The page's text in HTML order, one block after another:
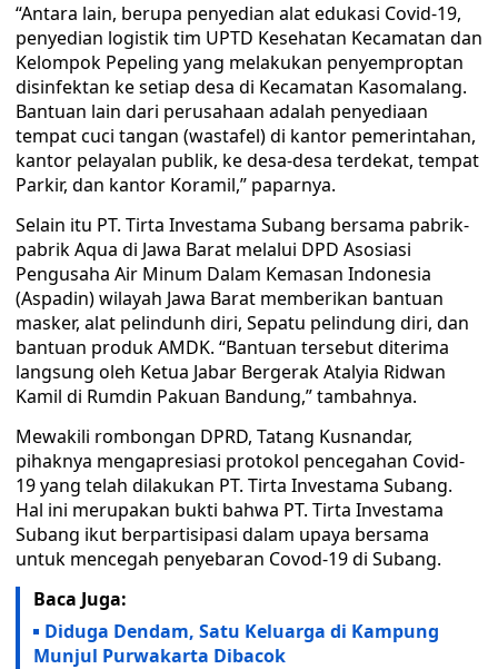
“Antara lain, berupa penyedian alat edukasi Covid-19,
penyedian logistik tim UPTD Kesehatan Kecamatan dan
Kelompok Pepeling yang melakukan penyemproptan
disinfektan ke setiap desa di Kecamatan Kasomalang.
Bantuan lain dari perusahaan adalah penyediaan
tempat cuci tangan (wastafel) di kantor pemerintahan,
kantor pelayalan publik, ke desa-desa terdekat, tempat
Parkir, dan kantor Koramil,” paparnya.
Selain itu PT. Tirta Investama Subang bersama pabrik-
pabrik Aqua di Jawa Barat melalui DPD Asosiasi
Pengusaha Air Minum Dalam Kemasan Indonesia
(Aspadin) wilayah Jawa Barat memberikan bantuan
masker, alat pelindunh diri, Sepatu pelindung diri, dan
bantuan produk AMDK. “Bantuan tersebut diterima
langsung oleh Ketua Jabar Bergerak Atalyia Ridwan
Kamil di Rumdin Pakuan Bandung,” tambahnya.
Mewakili rombongan DPRD, Tatang Kusnandar,
pihaknya mengapresiasi protokol pencegahan Covid-
19 yang telah dilakukan PT. Tirta Investama Subang.
Hal ini merupakan bukti bahwa PT. Tirta Investama
Subang ikut berpartisipasi dalam upaya bersama
untuk mencegah penyebaran Covod-19 di Subang.
Baca Juga:
Diduga Dendam, Satu Keluarga di Kampung
Munjul Purwakarta Dibacok